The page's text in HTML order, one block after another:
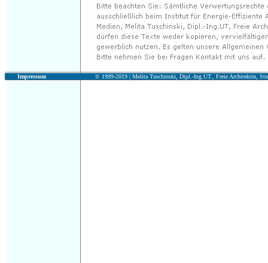
Impressum © 1999-2019 | Melita Tuschinski, Dipl.-Ing.UT., Freie Architektin,